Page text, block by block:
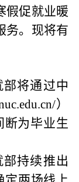
假促就业暖
务。现将有
将通过中
）
断为毕业生
持续推出